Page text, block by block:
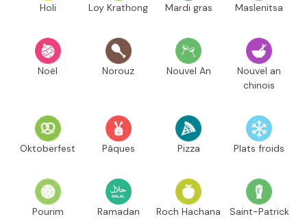
Holi Loy Krathong Mardi gras Maslenitsa
Noël Norouz Nouvel An
Nouvel an
chinois
Oktoberfest Pâques Pizza Plats froids
Pourim Ramadan Roch Hachana Saint-Patrick